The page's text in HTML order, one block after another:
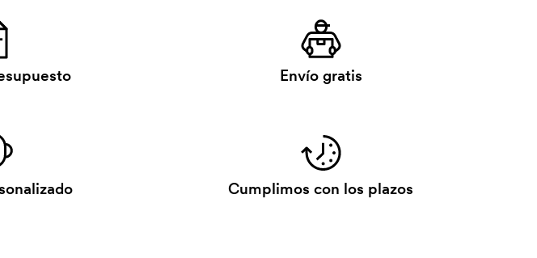
Envío gratis
Cumplimos con los plazos